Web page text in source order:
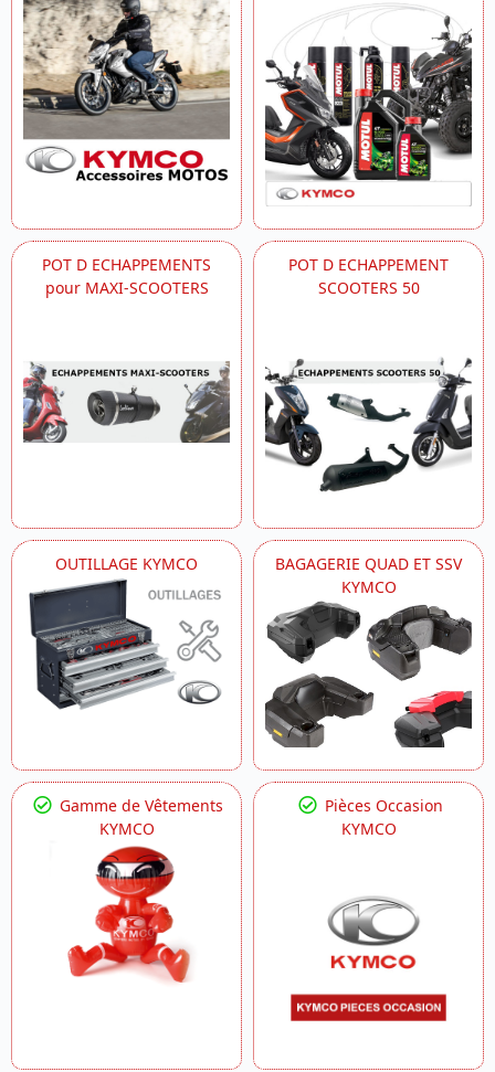
POT D ECHAPPEMENTS
pour MAXI-SCOOTERS
POT D ECHAPPEMENT
SCOOTERS 50
OUTILLAGE KYMCO
BAGAGERIE QUAD ET SSV
KYMCO
Gamme de Vêtements
KYMCO
Pièces Occasion
KYMCO